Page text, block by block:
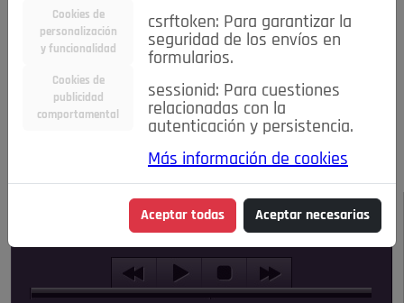
Todas las noticias..
#TePrestoMisOjos Caridad
Ciencia&Tecnología
Economía
Entretenimiento
Estilo de Vida
Internacional
Madrid Opinión IN
Pozuelo de Alarcón
Salud 🔴 En Directo
NOTICIAS
Escucha el audio de esta noticia:
Cookies de
personalización
y funcionalidad
Cookies de
publicidad
comportamental
csrftoken: Para garantizar la
seguridad de los envíos en
formularios.
sessionid: Para cuestiones
relacionadas con la
autenticación y persistencia.
Más información de cookies
Aceptar todas Aceptar necesarias